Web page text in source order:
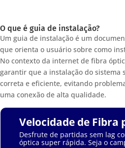
O que é guia de instalação?
Um guia de instalação é um
que orienta o usuário sobre como
No contexto da internet de fibra
garantir que a instalação do sistema
correta e eficiente, evitando
uma conexão de alta qualidade.
Velocidade de Fibra
Desfrute de partidas sem lag
óptica super rápida. Seja o